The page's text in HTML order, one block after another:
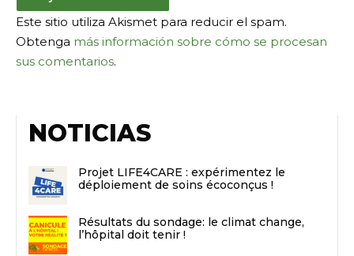
Este sitio utiliza Akismet para reducir el spam.
Obtenga más información sobre cómo se procesan
sus comentarios.
NOTICIAS
Projet LIFE4CARE : expérimentez le
déploiement de soins écoconçus !
Résultats du sondage: le climat change,
l’hôpital doit tenir !